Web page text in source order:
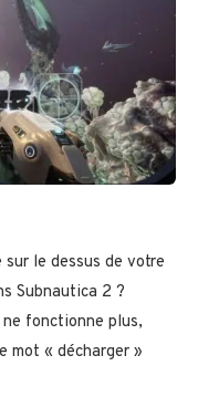
le dessus de votre
Subnautica 2 ?
fonctionne plus,
mot « décharger »